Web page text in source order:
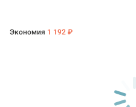
Экономия 1 192 ₽